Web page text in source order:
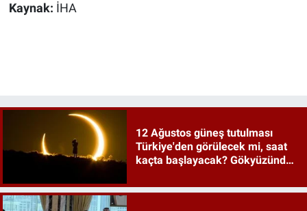
Kaynak: İHA
12 Ağustos güneş tutulması
Türkiye'den görülecek mi, saat
kaçta başlayacak? Gökyüzünde